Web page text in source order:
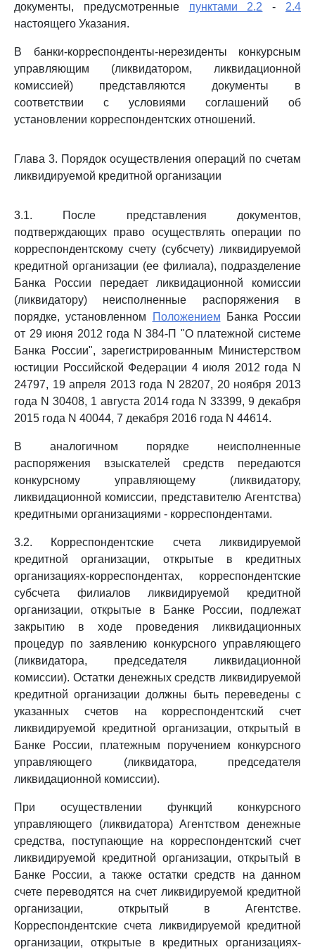
документы, предусмотренные пунктами 2.2 - 2.4
настоящего Указания.
В банки-корреспонденты-нерезиденты конкурсным
управляющим (ликвидатором, ликвидационной
комиссией) представляются документы в
соответствии с условиями соглашений об
установлении корреспондентских отношений.
Глава 3. Порядок осуществления операций по счетам
ликвидируемой кредитной организации
3.1. После представления документов,
подтверждающих право осуществлять операции по
корреспондентскому счету (субсчету) ликвидируемой
кредитной организации (ее филиала), подразделение
Банка России передает ликвидационной комиссии
(ликвидатору) неисполненные распоряжения в
порядке, установленном
Положением Банка России
от 29 июня 2012 года N 384-П "О платежной системе
Банка России", зарегистрированным Министерством
юстиции Российской Федерации 4 июля 2012 года N
24797, 19 апреля 2013 года N 28207, 20 ноября 2013
года N 30408, 1 августа 2014 года N 33399, 9 декабря
2015 года N 40044, 7 декабря 2016 года N 44614.
В аналогичном порядке неисполненные
распоряжения взыскателей средств передаются
конкурсному управляющему (ликвидатору,
ликвидационной комиссии, представителю Агентства)
кредитными организациями - корреспондентами.
3.2. Корреспондентские счета ликвидируемой
кредитной организации, открытые в кредитных
организациях-корреспондентах, корреспондентские
субсчета филиалов ликвидируемой кредитной
организации, открытые в Банке России, подлежат
закрытию в ходе проведения ликвидационных
процедур по заявлению конкурсного управляющего
(ликвидатора, председателя ликвидационной
комиссии). Остатки денежных средств ликвидируемой
кредитной организации должны быть переведены с
указанных счетов на корреспондентский счет
ликвидируемой кредитной организации, открытый в
Банке России, платежным поручением конкурсного
управляющего (ликвидатора, председателя
ликвидационной комиссии).
При осуществлении функций конкурсного
управляющего (ликвидатора) Агентством денежные
средства, поступающие на корреспондентский счет
ликвидируемой кредитной организации, открытый в
Банке России, а также остатки средств на данном
счете переводятся на счет ликвидируемой кредитной
организации, открытый в Агентстве.
Корреспондентские счета ликвидируемой кредитной
организации, открытые в кредитных организациях-